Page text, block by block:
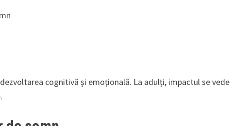
cognitivă și emoțională. La adulți, impactul se vede